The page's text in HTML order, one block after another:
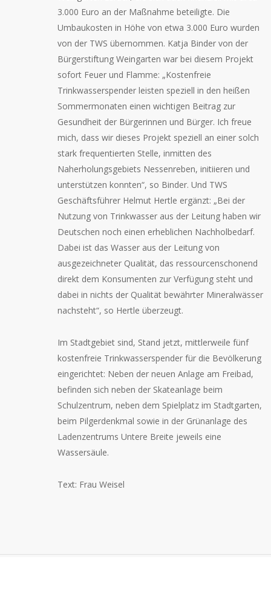
3.000 Euro an der Maßnahme beteiligte. Die
Umbaukosten in Höhe von etwa 3.000 Euro wurden
von der TWS übernommen. Katja Binder von der
Bürgerstiftung Weingarten war bei diesem Projekt
sofort Feuer und Flamme: „Kostenfreie
Trinkwasserspender leisten speziell in den heißen
Sommermonaten einen wichtigen Beitrag zur
Gesundheit der Bürgerinnen und Bürger. Ich freue
mich, dass wir dieses Projekt speziell an einer solch
stark frequentierten Stelle, inmitten des
Naherholungsgebiets Nessenreben, initiieren und
unterstützen konnten“, so Binder. Und TWS
Geschäftsführer Helmut Hertle ergänzt: „Bei der
Nutzung von Trinkwasser aus der Leitung haben wir
Deutschen noch einen erheblichen Nachholbedarf.
Dabei ist das Wasser aus der Leitung von
ausgezeichneter Qualität, das ressourcenschonend
direkt dem Konsumenten zur Verfügung steht und
dabei in nichts der Qualität bewährter Mineralwässer
nachsteht“, so Hertle überzeugt.
Im Stadtgebiet sind, Stand jetzt, mittlerweile fünf
kostenfreie Trinkwasserspender für die Bevölkerung
eingerichtet: Neben der neuen Anlage am Freibad,
befinden sich neben der Skateanlage beim
Schulzentrum, neben dem Spielplatz im Stadtgarten,
beim Pilgerdenkmal sowie in der Grünanlage des
Ladenzentrums Untere Breite jeweils eine
Wassersäule.
Text: Frau Weisel